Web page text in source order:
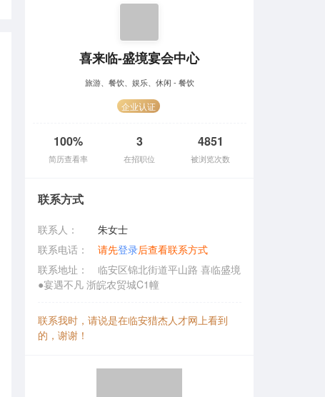
喜来临-盛境宴会中心
旅游、餐饮、娱乐、休闲 - 餐饮
企业认证
100%
简历查看率
3
在招职位
4851
被浏览次数
联系方式
联系人：
朱女士
联系电话：
请先登录后查看联系方式
联系地址：
临安区锦北街道平山路 喜临盛境
●宴遇不凡 浙皖农贸城C1幢
联系我时，请说是在临安猎杰人才网上看到
的，谢谢！